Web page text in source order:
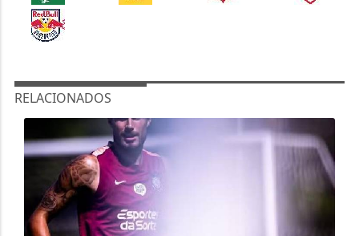
RELACIONADOS